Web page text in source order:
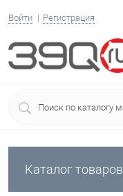
Войти Регистрация
Каталог товаров